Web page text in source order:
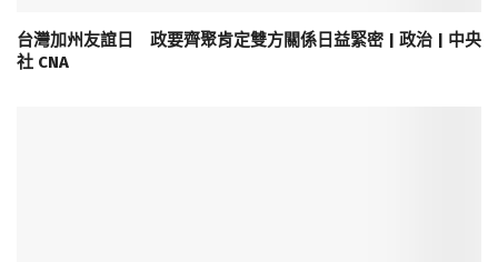
台灣加州友誼日 政要齊聚肯定雙方關係日益緊密 | 政治 | 中央
社 CNA